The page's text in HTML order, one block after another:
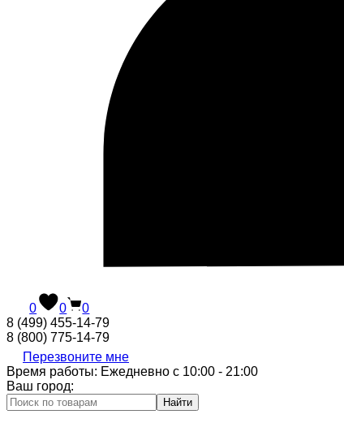
0 0
0
8 (499) 455-14-79
8 (800) 775-14-79
Перезвоните мне
Время работы: Ежедневно с 10:00 - 21:00
Ваш город:
Найти